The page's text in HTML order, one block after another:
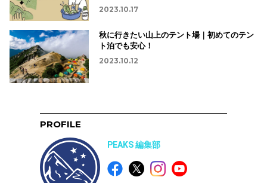
2023.10.17
秋に行きたい山上のテント場｜初めてのテン
ト泊でも安心！
2023.10.12
PROFILE
PEAKS 編集部